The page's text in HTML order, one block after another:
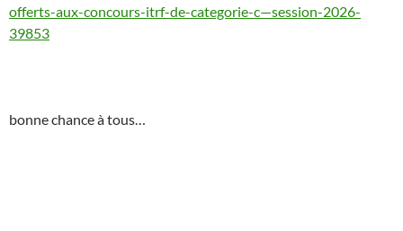
offerts-aux-concours-itrf-de-categorie-c—session-2026-
39853
bonne chance à tous…